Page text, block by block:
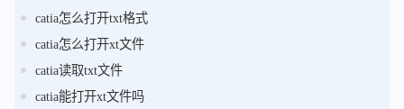
catia怎么打开txt格式
catia怎么打开xt文件
catia读取txt文件
catia能打开xt文件吗